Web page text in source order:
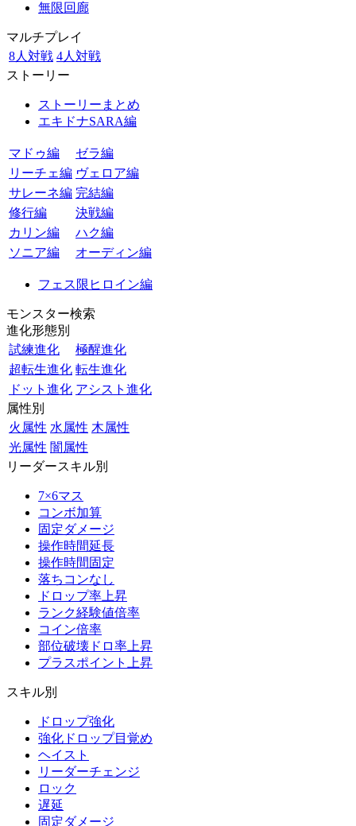
無限回廊
マルチプレイ
8人対戦 4人対戦
ストーリー
ストーリーまとめ
エキドナSARA編
マドゥ編
ゼラ編
リーチェ編 ヴェロア編
サレーネ編 完結編
修行編
決戦編
カリン編
ハク編
ソニア編
オーディン編
フェス限ヒロイン編
モンスター検索
進化形態別
試練進化
極醒進化
超転生進化 転生進化
ドット進化 アシスト進化
属性別
火属性 水属性 木属性
光属性 闇属性
リーダースキル別
7×6マス
コンボ加算
固定ダメージ
操作時間延長
操作時間固定
落ちコンなし
ドロップ率上昇
ランク経験値倍率
コイン倍率
部位破壊ドロ率上昇
プラスポイント上昇
スキル別
ドロップ強化
強化ドロップ目覚め
ヘイスト
リーダーチェンジ
ロック
遅延
固定ダメージ